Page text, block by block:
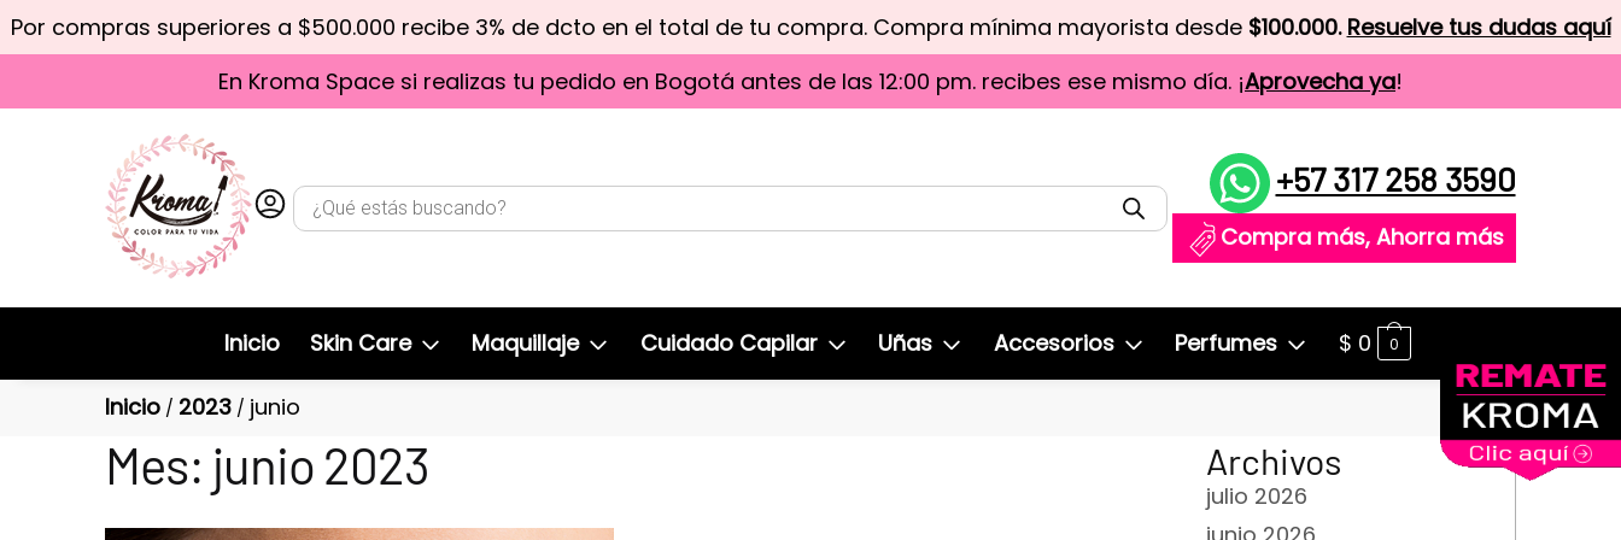
Por compras superiores a $500.000 recibe 3% de dcto en el total de tu compra. Compra mínima mayorista desde $100.000. Resuelve tus dudas aquí
En Kroma Space si realizas tu pedido en Bogotá antes de las 12:00 pm. recibes ese mismo día. ¡Aprovecha ya!
+57 317 258 3590
Compra más, Ahorra más
Inicio Skin Care Maquillaje Cuidado Capilar Uñas Accesorios Perfumes $ 0 0
Inicio / 2023 / junio
Mes: junio 2023 Archivos
julio 2026